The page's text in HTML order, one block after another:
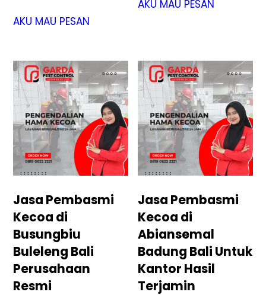
AKU MAU PESAN
AKU MAU PESAN
Jasa Pembasmi
Kecoa di
Busungbiu
Buleleng Bali
Perusahaan
Resmi
Jasa Pembasmi
Kecoa di
Abiansemal
Badung Bali Untuk
Kantor Hasil
Terjamin